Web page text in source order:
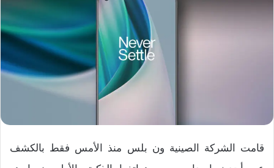
قامت الشركة الصينية ون بلس منذ الأمس فقط بالكشف